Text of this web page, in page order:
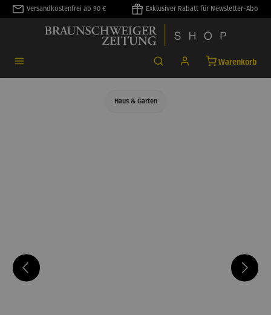
springen
Versandkostenfrei ab 90 € Exklusiver Rabatt für Newsletter-Abo
Warenkorb
Haus & Garten